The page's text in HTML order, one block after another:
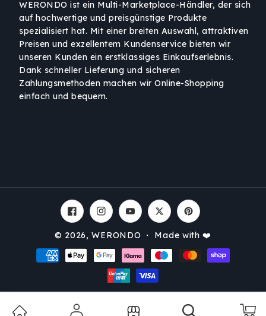
WERONDO ist ein Multi-Marketplace-Händler, der sich
auf hochwertige und preisgünstige Produkte
spezialisiert hat. Mit einer breiten Auswahl, attraktiven
Preisen und exzellentem Kundenservice bieten wir
unseren Kunden ein erstklassiges Einkaufserlebnis.
Dank schneller Lieferung und sicheren
Zahlungsmethoden machen wir Online-Shopping
einfach und bequem.
FacebookInstagramYouTubeTwitter Pinterest
© 2026,WERONDO
・ Made with ❤️
Zahlungsmethoden